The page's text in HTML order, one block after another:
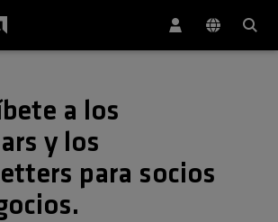
a los
y los
para socios